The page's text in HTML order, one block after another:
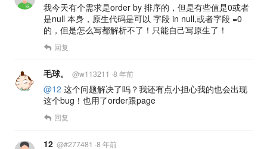
我今天有个需求是order by 排序的，但是有些值是0或者
是null 本身，原生代码是可以 字段 in null,或者字段 =0
的，但是怎么写都解析不了！只能自己写原生了！
回复
毛球。 @w113211 ·8 年前
@12 这个问题解决了吗？我还有点小担心我的也会出现
这个bug！也用了order跟page
回复
12 @#277481 ·8 年前